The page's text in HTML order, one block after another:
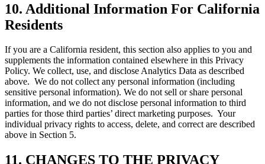
10. Additional Information For California
Residents
If you are a California resident, this section also applies to you and
supplements the information contained elsewhere in this Privacy
Policy. We collect, use, and disclose Analytics Data as described
above. We do not collect any personal information (including
sensitive personal information). We do not sell or share personal
information, and we do not disclose personal information to third
parties for those third parties’ direct marketing purposes. Your
individual privacy rights to access, delete, and correct are described
above in Section 5.
11. CHANGES TO THE PRIVACY